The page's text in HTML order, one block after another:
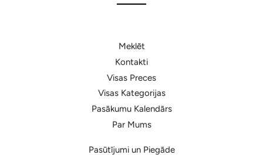
Meklēt
Kontakti
Visas Preces
Visas Kategorijas
Pasākumu Kalendārs
Par Mums
Pasūtījumi un Piegāde